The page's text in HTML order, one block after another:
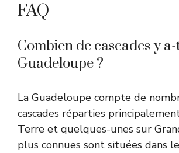
FAQ
Combien de cascades y
Guadeloupe ?
La Guadeloupe compte de
cascades réparties
Terre et quelques-unes sur
plus connues sont situées dans